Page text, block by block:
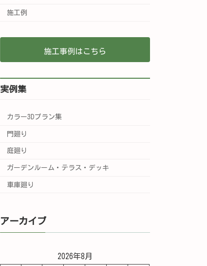
施工例
施工事例はこちら
実例集
カラー3Dプラン集
門廻り
庭廻り
ガーデンルーム・テラス・デッキ
車庫廻り
アーカイブ
2026年8月